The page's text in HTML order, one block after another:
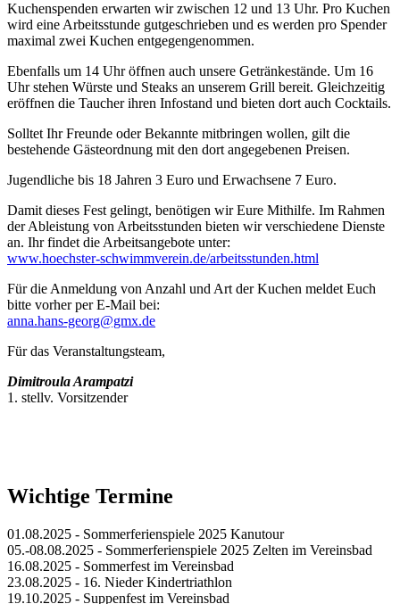
Kuchenspenden erwarten wir zwischen 12 und 13 Uhr. Pro Kuchen
wird eine Arbeitsstunde gutgeschrieben und es werden pro Spender
maximal zwei Kuchen entgegengenommen.
Ebenfalls um 14 Uhr öffnen auch unsere Getränkestände. Um 16
Uhr stehen Würste und Steaks an unserem Grill bereit. Gleichzeitig
eröffnen die Taucher ihren Infostand und bieten dort auch Cocktails.
Solltet Ihr Freunde oder Bekannte mitbringen wollen, gilt die
bestehende Gästeordnung mit den dort angegebenen Preisen.
Jugendliche bis 18 Jahren 3 Euro und Erwachsene 7 Euro.
Damit dieses Fest gelingt, benötigen wir Eure Mithilfe. Im Rahmen
der Ableistung von Arbeitsstunden bieten wir verschiedene Dienste
an. Ihr findet die Arbeitsangebote unter:
www.hoechster-schwimmverein.de/arbeitsstunden.html
Für die Anmeldung von Anzahl und Art der Kuchen meldet Euch
bitte vorher per E-Mail bei:
anna.hans-georg@gmx.de
Für das Veranstaltungsteam,
Dimitroula Arampatzi
1. stellv. Vorsitzender
Wichtige Termine
01.08.2025 - Sommerferienspiele 2025 Kanutour
05.-08.08.2025 - Sommerferienspiele 2025 Zelten im Vereinsbad
16.08.2025 - Sommerfest im Vereinsbad
23.08.2025 - 16. Nieder Kindertriathlon
19.10.2025 - Suppenfest im Vereinsbad